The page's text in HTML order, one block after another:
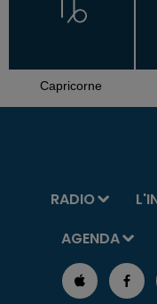
Capricorne
RADIO
AGENDA